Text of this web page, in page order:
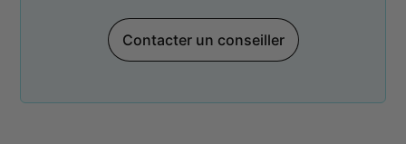
Contacter un conseiller